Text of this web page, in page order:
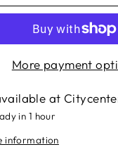
More payment
at
in 1 hour
information